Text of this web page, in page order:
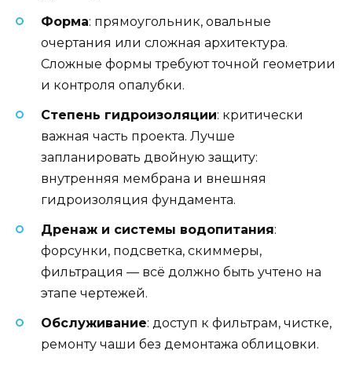
Форма: прямоугольник, овальные
очертания или сложная архитектура.
Сложные формы требуют точной геометрии
и контроля опалубки.
Степень гидроизоляции: критически
важная часть проекта. Лучше
запланировать двойную защиту:
внутренняя мембрана и внешняя
гидроизоляция фундамента.
Дренаж и системы водопитания:
форсунки, подсветка, скиммеры,
фильтрация — всё должно быть учтено на
этапе чертежей.
Обслуживание: доступ к фильтрам, чистке,
ремонту чаши без демонтажа облицовки.